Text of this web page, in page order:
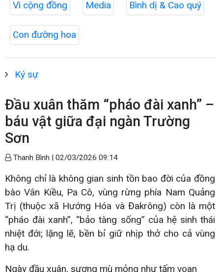
Vì cộng đồng Media Bình dị & Cao quý
Con đường hoa
Ký sự
Đầu xuân thăm “pháo đài xanh” –
báu vật giữa đại ngàn Trường
Sơn
Thanh Bình | 02/03/2026 09:14
Không chỉ là không gian sinh tồn bao đời của đồng
bào Vân Kiều, Pa Cô, vùng rừng phía Nam Quảng
Trị (thuộc xã Hướng Hóa và Đakrông) còn là một
“pháo đài xanh”, “bảo tàng sống” của hệ sinh thái
nhiệt đới; lặng lẽ, bền bỉ giữ nhịp thở cho cả vùng
hạ du.
Ngày đầu xuân, sương mù mỏng như tấm voan